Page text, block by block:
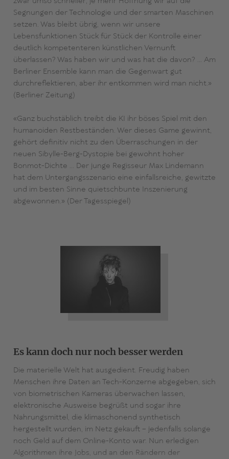
Segnungen der Technologie und der smarten Maschinen
setzen. Was bleibt übrig, wenn wir unsere
Lebensfunktionen Stück für Stück der Kontrolle einer
deutlich kompetenteren künstlichen Vernunft
überlassen? Was haben wir und was hat die davon? … Am
Berliner Ensemble kann man die Gegenwart gut
durchreflektieren, aber ihr entkommen wird man nicht.»
(Berliner Zeitung)
«Ganz buchstäblich treibt die KI ihr böses Spiel mit den
humanoiden Restbeständen. Wer dieses Game gewinnt,
gehört definitiv nicht zu den Überraschungen in der
neuen Sibylle-Berg-Dystopie bei gewohnt hoher
Bonmot-Dichte … Der junge Regisseur Max Lindemann
hat dem Untergangsszenario eine einfallsreiche, gewitzte
und im besten Sinne quietschbunte Inszenierung
abgewonnen.» (Der Tagesspiegel)
Es kann doch nur noch besser werden
Die materielle Welt hat ausgedient. Freudig haben
Menschen ihre Daten an Tech-Konzerne abgegeben, sich
von biometrischen Kameras überwachen lassen,
elektronische Ausweise begrüßt und sogar ihre
Nahrungsmittel, die klimaschonend synthetisch
hergestellt wurden, im Netz gekauft – jedenfalls solange
noch Geld auf dem Online-Konto war. Nun erledigen
Algorithmen ihre Jobs, und an den Rändern der